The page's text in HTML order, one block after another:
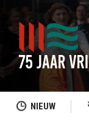
NIEUW